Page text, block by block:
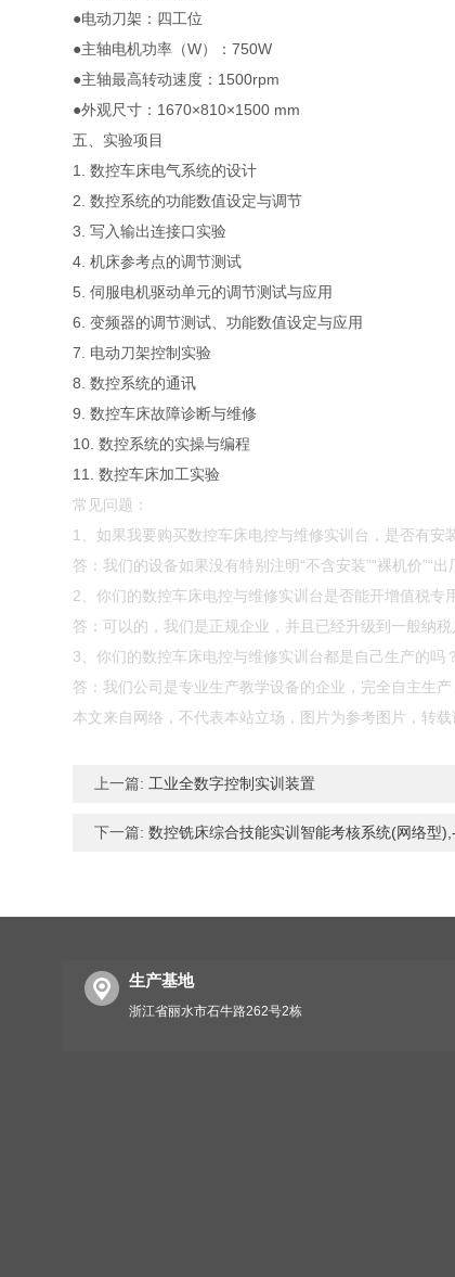
●电动刀架：四工位
●主轴电机功率（W）：750W
●主轴最高转动速度：1500rpm
●外观尺寸：1670×810×1500 mm
五、实验项目
1. 数控车床电气系统的设计
2. 数控系统的功能数值设定与调节
3. 写入输出连接口实验
4. 机床参考点的调节测试
5. 伺服电机驱动单元的调节测试与应用
6. 变频器的调节测试、功能数值设定与应用
7. 电动刀架控制实验
8. 数控系统的通讯
9. 数控车床故障诊断与维修
10. 数控系统的实操与编程
11. 数控车床加工实验
常见问题：
1、如果我要购买数控车床电控与维修实训台，是否有安
答：我们的设备如果没有特别注明“不含安装”“裸机价”“
2、你们的数控车床电控与维修实训台是否能开增值税专
答：可以的，我们是正规企业，并且已经升级到一般纳
3、你们的数控车床电控与维修实训台都是自己生产的吗
答：我们公司是专业生产教学设备的企业，完全自主生
本文来自网络，不代表本站立场，图片为参考图片，转
上一篇: 工业全数字控制实训装置
下一篇: 数控铣床综合技能实训智能考核系统(网络型
生产基地
浙江省丽水市石牛路262号2栋